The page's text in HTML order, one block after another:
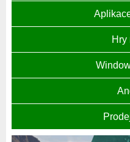
Hry